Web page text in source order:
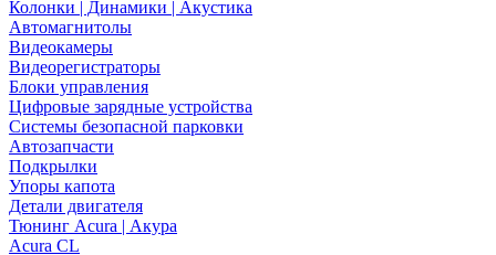
Колонки | Динамики | Акустика
Автомагнитолы
Видеокамеры
Видеорегистраторы
Блоки управления
Цифровые зарядные устройства
Системы безопасной парковки
Автозапчасти
Подкрылки
Упоры капота
Детали двигателя
Тюнинг Acura | Акура
Acura CL